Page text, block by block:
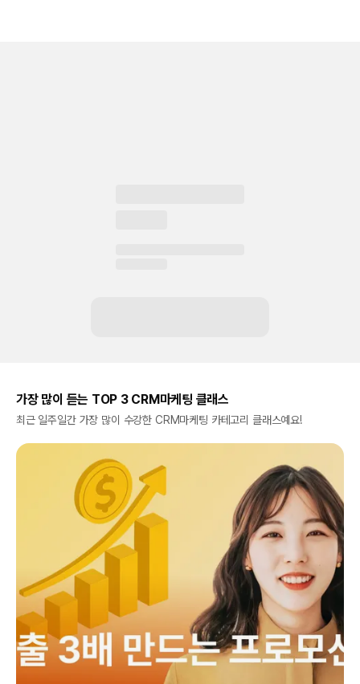
가장 많이 듣는 TOP 3 CRM마케팅 클래스
최근 일주일간 가장 많이 수강한 CRM마케팅 카테고리 클래스예요!